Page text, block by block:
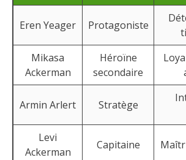
Eren Yeager Protagoniste
Mikasa
Ackerman
Héroïne
secondaire
Armin Arlert Stratège
Levi
Ackerman
Capitaine